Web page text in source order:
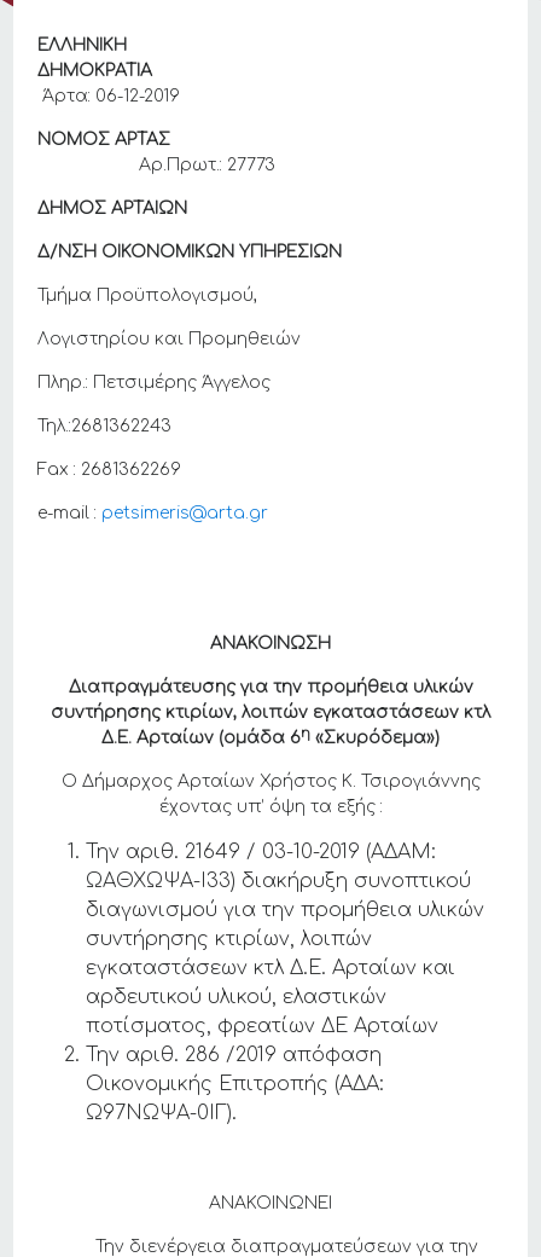
ΕΛΛΗΝΙΚΗ
ΔΗΜΟΚΡΑΤΙΑ
Άρτα: 06-12-2019
ΝΟΜΟΣ ΑΡΤΑΣ
Αρ.Πρωτ.: 27773
ΔΗΜΟΣ ΑΡΤΑΙΩΝ
Δ/ΝΣΗ ΟΙΚΟΝΟΜΙΚΩΝ ΥΠΗΡΕΣΙΩΝ
Τμήμα Προϋπολογισμού,
Λογιστηρίου και Προμηθειών
Πληρ.: Πετσιμέρης Άγγελος
Τηλ.:2681362243
Fax : 2681362269
e-mail : petsimeris@arta.gr
ΑΝΑΚΟΙΝΩΣΗ
Διαπραγμάτευσης για την προμήθεια υλικών
συντήρησης κτιρίων, λοιπών εγκαταστάσεων κτλ
Δ.Ε. Αρταίων (ομάδα 6η «Σκυρόδεμα»)
Ο Δήμαρχος Αρταίων Χρήστος Κ. Τσιρογιάννης
έχοντας υπ’ όψη τα εξής :
Την αριθ. 21649 / 03-10-2019 (ΑΔΑM:
ΩΑΘΧΩΨΑ-Ι33) διακήρυξη συνοπτικού
διαγωνισμού για την προμήθεια υλικών
συντήρησης κτιρίων, λοιπών
εγκαταστάσεων κτλ Δ.Ε. Αρταίων και
αρδευτικού υλικού, ελαστικών
ποτίσματος, φρεατίων ΔΕ Αρταίων
Την αριθ. 286 /2019 απόφαση
Οικονομικής Επιτροπής (ΑΔΑ:
Ω97ΝΩΨΑ-0ΙΓ).
ΑΝΑΚΟΙΝΩΝΕΙ
Την διενέργεια διαπραγματεύσεων για την